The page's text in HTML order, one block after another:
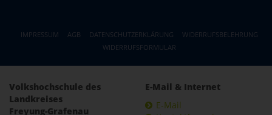
IMPRESSUM AGB DATENSCHUTZERKLÄRUNG
WIDERRUFSBELEHRUNG
WIDERRUFSFORMULAR
Volkshochschule des
Landkreises
Freyung-Grafenau
E-Mail & Internet
E-Mail